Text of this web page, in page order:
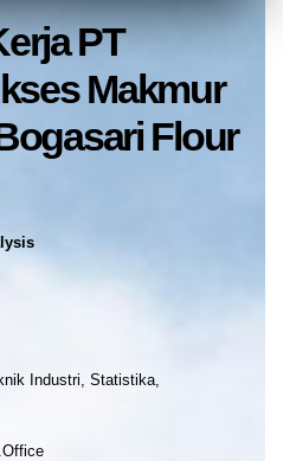
PT
Makmur
Flour
Industri, Statistika,